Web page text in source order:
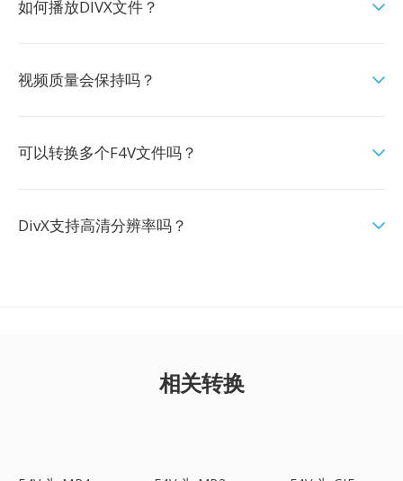
如何播放DIVX文件？
视频质量会保持吗？
可以转换多个F4V文件吗？
DivX支持高清分辨率吗？
相关转换